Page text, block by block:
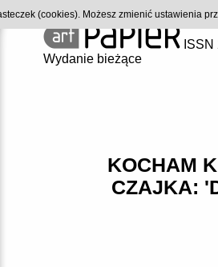
Wydanie bieżące
KOCHAM
CZAJKA:
(cookies). Możesz zmienić ustawienia